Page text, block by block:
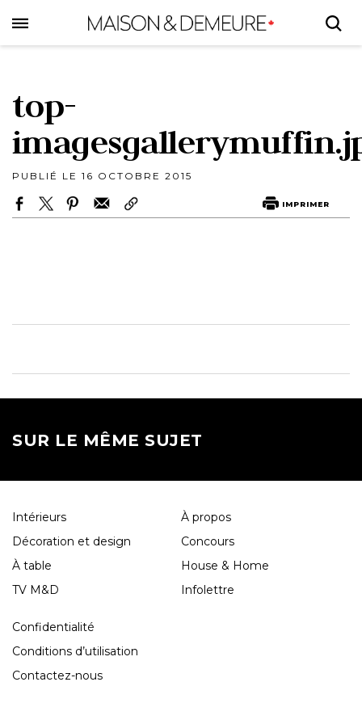
to
main
top-
PUBLIÉ LE 16 OCTOBRE 2015
IMPRIMER
SUR LE MÊME SUJET
Intérieurs
Décoration et design
À table
TV M&D
À propos
Concours
House & Home
Infolettre
Confidentialité
Conditions d’utilisation
Contactez-nous